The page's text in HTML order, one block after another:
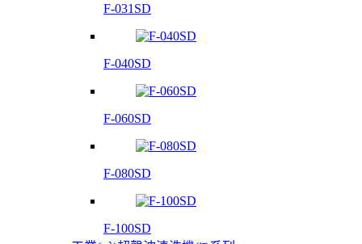
F-031SD
F-040SD
F-060SD
F-080SD
F-100SD